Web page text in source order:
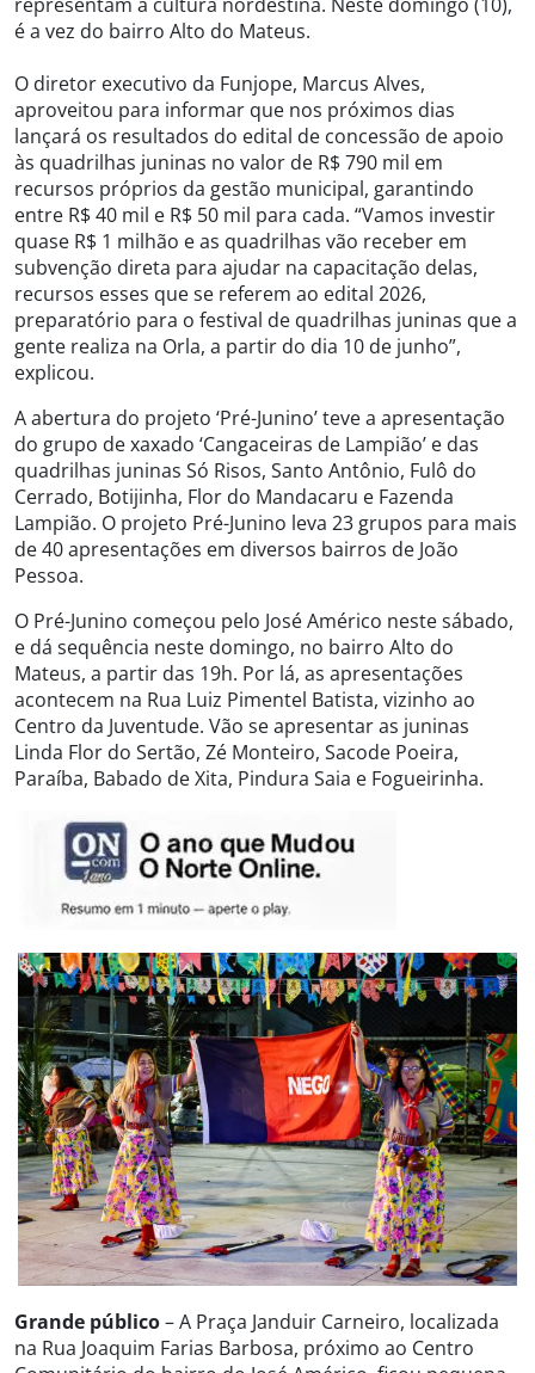
é a vez do bairro Alto do Mateus.
O diretor executivo da Funjope, Marcus Alves,
aproveitou para informar que nos próximos dias
lançará os resultados do edital de concessão de apoio
às quadrilhas juninas no valor de R$ 790 mil em
recursos próprios da gestão municipal, garantindo
entre R$ 40 mil e R$ 50 mil para cada. “Vamos investir
quase R$ 1 milhão e as quadrilhas vão receber em
subvenção direta para ajudar na capacitação delas,
recursos esses que se referem ao edital 2026,
preparatório para o festival de quadrilhas juninas que a
gente realiza na Orla, a partir do dia 10 de junho”,
explicou.
A abertura do projeto ‘Pré-Junino’ teve a apresentação
do grupo de xaxado ‘Cangaceiras de Lampião’ e das
quadrilhas juninas Só Risos, Santo Antônio, Fulô do
Cerrado, Botijinha, Flor do Mandacaru e Fazenda
Lampião. O projeto Pré-Junino leva 23 grupos para mais
de 40 apresentações em diversos bairros de João
Pessoa.
O Pré-Junino começou pelo José Américo neste sábado,
e dá sequência neste domingo, no bairro Alto do
Mateus, a partir das 19h. Por lá, as apresentações
acontecem na Rua Luiz Pimentel Batista, vizinho ao
Centro da Juventude. Vão se apresentar as juninas
Linda Flor do Sertão, Zé Monteiro, Sacode Poeira,
Paraíba, Babado de Xita, Pindura Saia e Fogueirinha.
Grande público– A Praça Janduir Carneiro, localizada
na Rua Joaquim Farias Barbosa, próximo ao Centro